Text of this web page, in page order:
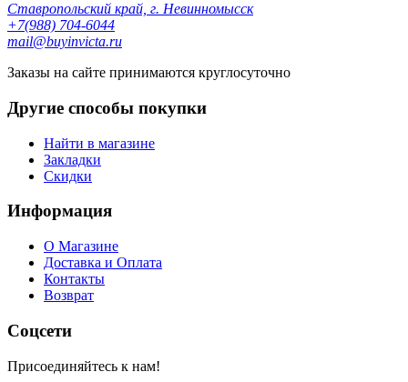
Ставропольский край, г. Невинномысск
+7(988) 704-6044
mail@buyinvicta.ru
Заказы на сайте принимаются круглосуточно
Другие способы покупки
Найти в магазине
Закладки
Скидки
Информация
О Магазине
Доставка и Оплата
Контакты
Возврат
Соцсети
Присоединяйтесь к нам!